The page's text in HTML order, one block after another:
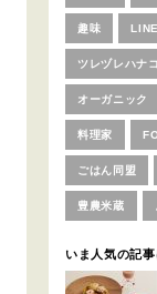
趣味 LINE
ツレヅレハナコ
オーガニック
料理家
ごはん同盟
豊農米蔵
いま人気の記